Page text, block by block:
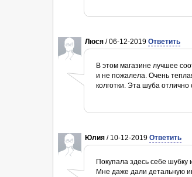
Люся / 06-12-2019 Ответить
В этом магазине лучшее
и не пожалела. Очень
колготки. Эта шуба отлично
Юлия / 10-12-2019 Ответить
Покупала здесь себе
Мне даже дали детальную